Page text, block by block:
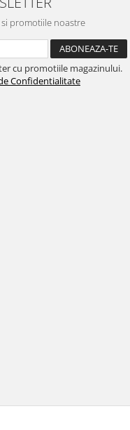
promotiile noastre
cu promotiile magazinului.
Confidentialitate